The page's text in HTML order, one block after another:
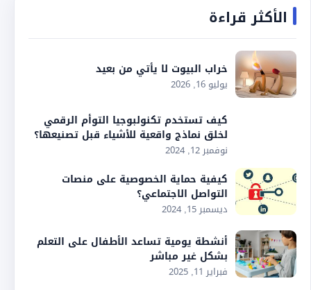
الأكثر قراءة
خراب البيوت لا يأتي من بعيد
يوليو 16, 2026
كيف تستخدم تكنولبوجيا التوأم الرقمي
لخلق نماذج واقعية للأشياء قبل تصنيعها؟
نوفمبر 12, 2024
كيفية حماية الخصوصية على منصات
التواصل الاجتماعي؟
ديسمبر 15, 2024
أنشطة يومية تساعد الأطفال على التعلم
بشكل غير مباشر
فبراير 11, 2025